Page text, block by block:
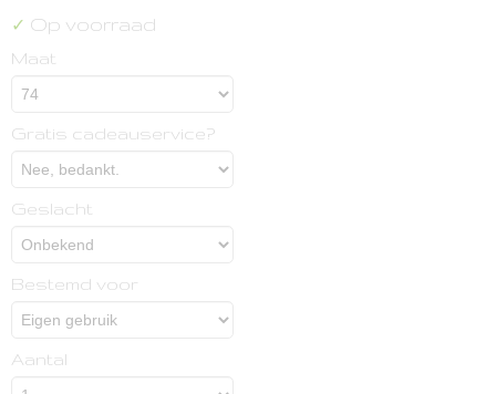
✓ Op voorraad
Maat
Gratis cadeauservice?
Geslacht
Bestemd voor
Aantal